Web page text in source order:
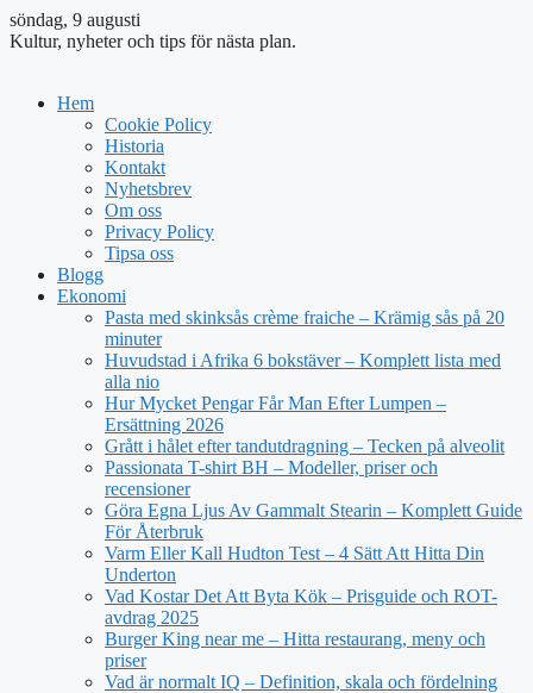
söndag, 9 augusti
Kultur, nyheter och tips för nästa plan.
Hem
Cookie Policy
Historia
Kontakt
Nyhetsbrev
Om oss
Privacy Policy
Tipsa oss
Blogg
Ekonomi
Pasta med skinksås crème fraiche – Krämig sås på 20
minuter
Huvudstad i Afrika 6 bokstäver – Komplett lista med
alla nio
Hur Mycket Pengar Får Man Efter Lumpen –
Ersättning 2026
Grått i hålet efter tandutdragning – Tecken på alveolit
Passionata T-shirt BH – Modeller, priser och
recensioner
Göra Egna Ljus Av Gammalt Stearin – Komplett Guide
För Återbruk
Varm Eller Kall Hudton Test – 4 Sätt Att Hitta Din
Underton
Vad Kostar Det Att Byta Kök – Prisguide och ROT-
avdrag 2025
Burger King near me – Hitta restaurang, meny och
priser
Vad är normalt IQ – Definition, skala och fördelning